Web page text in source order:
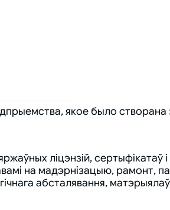
якое было
ліцэнзій,
на мадэрнізацыю, рамонт,
абсталявання,